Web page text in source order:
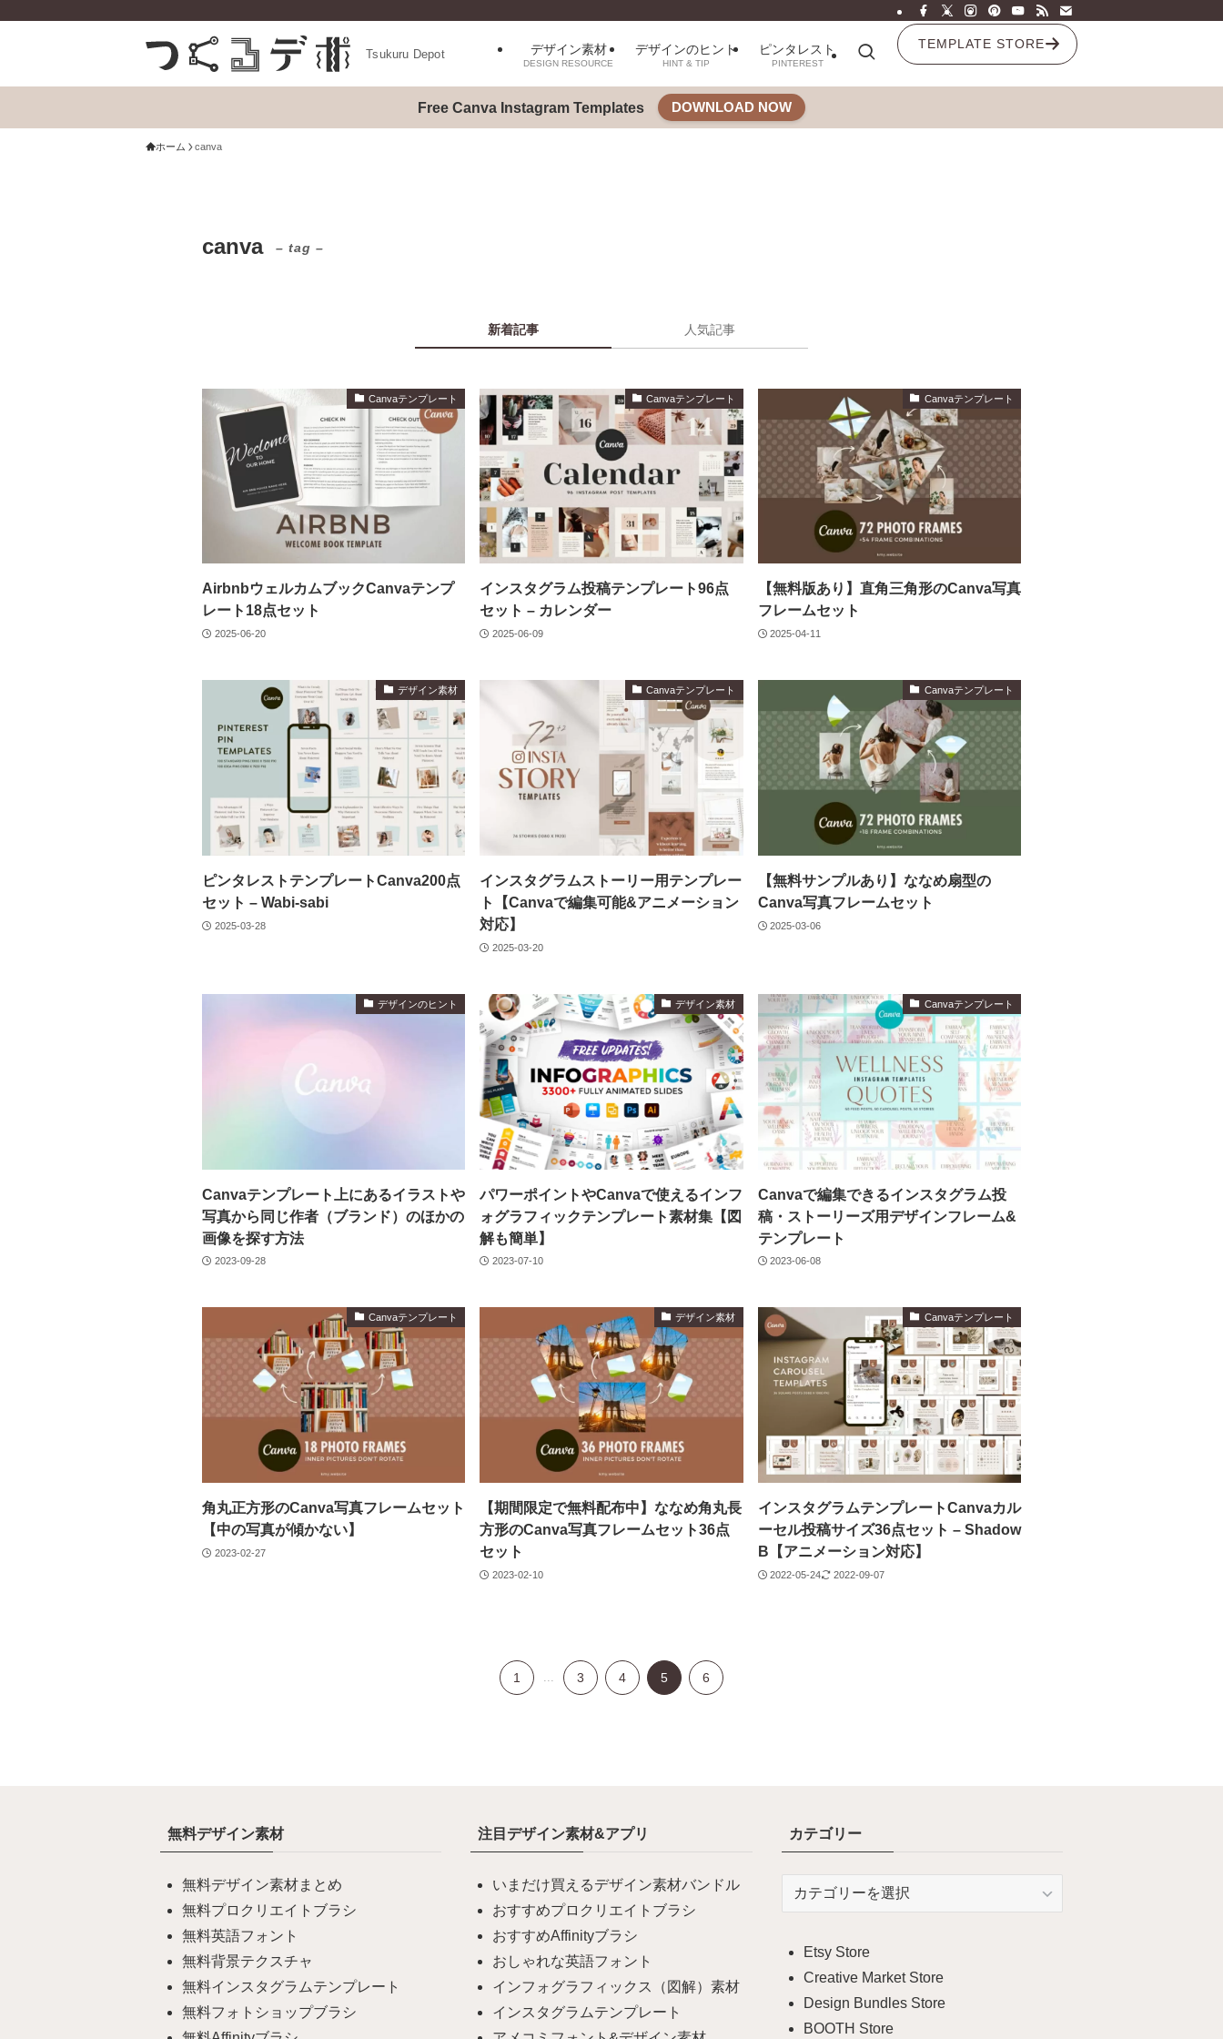
Tsukuru Depot デザイン素材
DESIGN RESOURCE
デザインのヒント
HINT & TIP
ピンタレスト
PINTEREST
TEMPLATE STORE
Free Canva Instagram Templates DOWNLOAD NOW
ホーム canva
canva – tag –
新着記事 人気記事
Canvaテンプレート
AirbnbウェルカムブックCanvaテンプ
レート18点セット
2025-06-20
Canvaテンプレート
インスタグラム投稿テンプレート96点
セット – カレンダー
2025-06-09
Canvaテンプレート
【無料版あり】直角三角形のCanva写真
フレームセット
2025-04-11
デザイン素材
ピンタレストテンプレートCanva200点
セット – Wabi-sabi
2025-03-28
Canvaテンプレート
インスタグラムストーリー用テンプレー
ト【Canvaで編集可能&アニメーション
対応】
2025-03-20
Canvaテンプレート
【無料サンプルあり】ななめ扇型の
Canva写真フレームセット
2025-03-06
デザインのヒント
Canvaテンプレート上にあるイラストや
写真から同じ作者（ブランド）のほかの
画像を探す方法
2023-09-28
デザイン素材
パワーポイントやCanvaで使えるインフ
ォグラフィックテンプレート素材集【図
解も簡単】
2023-07-10
Canvaテンプレート
Canvaで編集できるインスタグラム投
稿・ストーリーズ用デザインフレーム&
テンプレート
2023-06-08
Canvaテンプレート
角丸正方形のCanva写真フレームセット
【中の写真が傾かない】
2023-02-27
デザイン素材
【期間限定で無料配布中】ななめ角丸長
方形のCanva写真フレームセット36点
セット
2023-02-10
Canvaテンプレート
インスタグラムテンプレートCanvaカル
ーセル投稿サイズ36点セット – Shadow
B【アニメーション対応】
2022-05-24 2022-09-07
1 ... 3 4 5 6
無料デザイン素材
無料デザイン素材まとめ
無料プロクリエイトブラシ
無料英語フォント
無料背景テクスチャ
無料インスタグラムテンプレート
無料フォトショップブラシ
注目デザイン素材&アプリ
いまだけ買えるデザイン素材バンドル
おすすめプロクリエイトブラシ
おすすめAffinityブラシ
おしゃれな英語フォント
インフォグラフィックス（図解）素材
インスタグラムテンプレート
カテゴリー
リ
ー
Etsy Store
Creative Market Store
Design Bundles Store
BOOTH Store